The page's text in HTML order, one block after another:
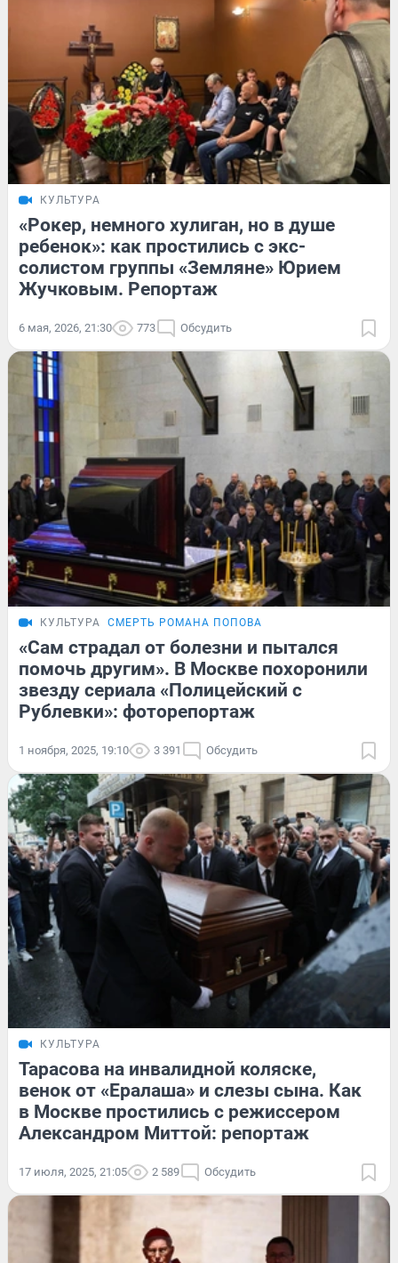
КУЛЬТУРА
«Рокер, немного хулиган, но в душе
ребенок»: как простились с экс-
солистом группы «Земляне» Юрием
Жучковым. Репортаж
6 мая, 2026, 21:30 773 Обсудить
КУЛЬТУРА СМЕРТЬ РОМАНА ПОПОВА
«Сам страдал от болезни и пытался
помочь другим». В Москве похоронили
звезду сериала «Полицейский с
Рублевки»: фоторепортаж
1 ноября, 2025, 19:10 3 391 Обсудить
КУЛЬТУРА
Тарасова на инвалидной коляске,
венок от «Ералаша» и слезы сына. Как
в Москве простились с режиссером
Александром Миттой: репортаж
17 июля, 2025, 21:05 2 589 Обсудить